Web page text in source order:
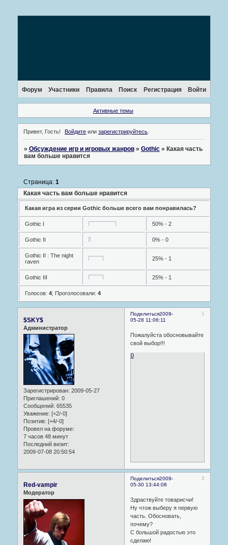
Форум Участники Правила Поиск Регистрация Войти
Активные темы
Привет, Гость! Войдите илизарегистрируйтесь
» Обсуждение игр и игровых жанров » Gothic » Какая часть
вам больше нравится
Какая часть вам больше нравится
Страница: 1
Какая игра из серии Gothic больше всего вам понравилась?
Gothic I 50% - 2
Gothic II 0% - 0
Gothic II : The night
raven
25% - 1
Gothic III 25% - 1
Голосов: 4; Проголосовали: 4
Поделиться 1
2009-
05-28 11:06:11
$SKY$
Администратор
Зарегистрирован: 2009-05-27
Приглашений: 0
Сообщений: 65535
Уважение: [+2/-0]
Позитив: [+4/-0]
Провел на форуме:
7 часов 48 минут
Последний визит:
2009-07-08 20:50:54
Пожалуйста обосновывайте
свой выбор!!!
0
Поделиться 2
2009-
05-30 13:44:08
Red-vampir
Модератор
Здраствуйте товарисчи!
Ну чтож выберу я первую
часть. Обосновать,
почему?
С большой радостью это
сделаю!